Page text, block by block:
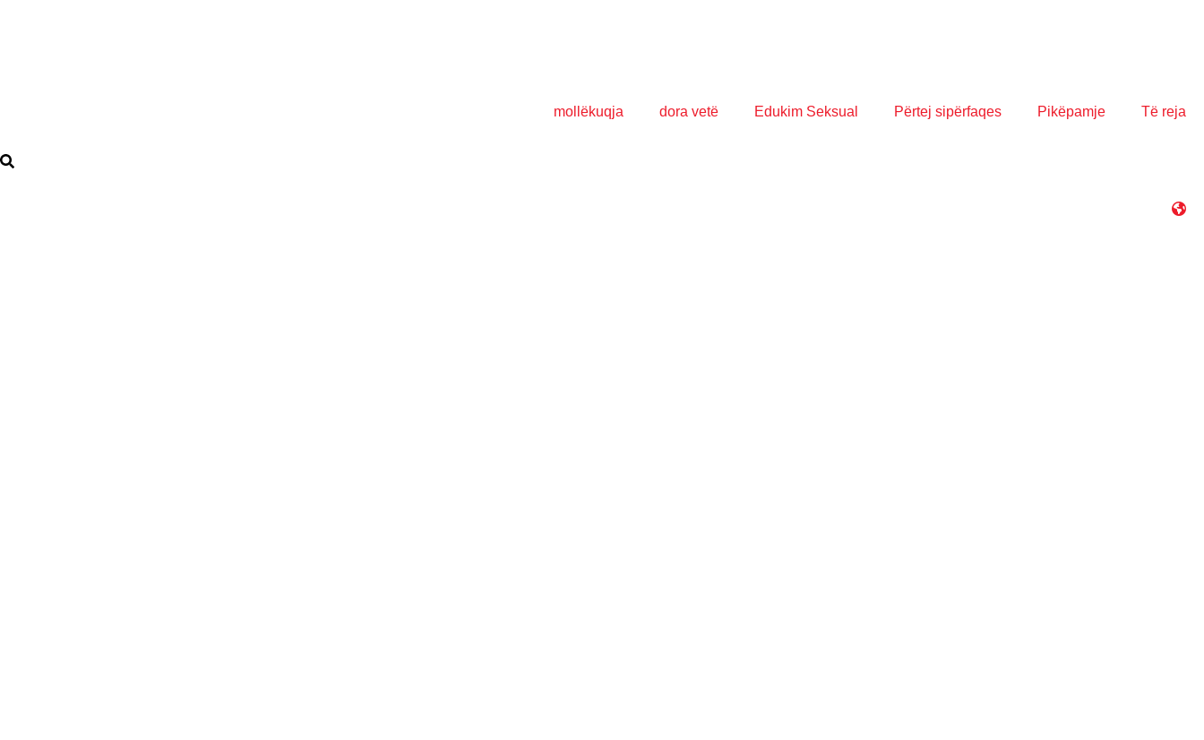
mollëkuqja dora vetë Edukim Seksual Përtej sipërfaqes Pikëpamje Të reja